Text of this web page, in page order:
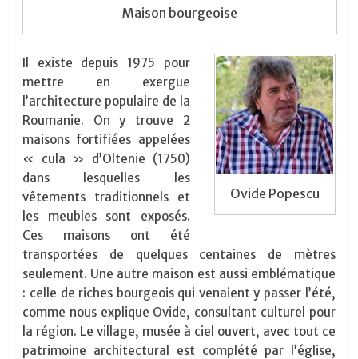
Maison bourgeoise
Ovide Popescu
Il existe depuis 1975 pour
mettre en exergue
l’architecture populaire de la
Roumanie. On y trouve 2
maisons fortifiées appelées
« cula » d’Oltenie (1750)
dans lesquelles les
vêtements traditionnels et
les meubles sont exposés.
Ces maisons ont été
transportées de quelques centaines de mètres
seulement. Une autre maison est aussi emblématique
: celle de riches bourgeois qui venaient y passer l’été,
comme nous explique Ovide, consultant culturel pour
la région. Le village, musée à ciel ouvert, avec tout ce
patrimoine architectural est complété par l’église,